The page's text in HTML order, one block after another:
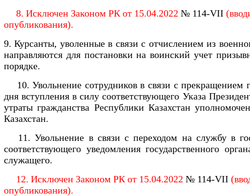
8. Исключен Законом РК от 15.04.2022 № 114-VII
опубликования).
9. Курсанты, уволенные в связи с отчислением из
направляются для постановки на воинский учет
порядке.
10. Увольнение сотрудников в связи с прекращением
дня вступления в силу соответствующего Указа
утраты гражданства Республики Казахстан
Казахстан.
11. Увольнение в связи с переходом на службу в
соответствующего уведомления государственного
служащего.
12. Исключен Законом РК от 15.04.2022 № 114-VII
опубликования).